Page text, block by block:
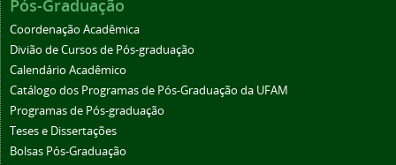
Pós-Graduação
Coordenação Acadêmica
Divião de Cursos de Pós-graduação
Calendário Acadêmico
Catálogo dos Programas de Pós-Graduação da UFAM
Programas de Pós-graduação
Teses e Dissertações
Bolsas Pós-Graduação